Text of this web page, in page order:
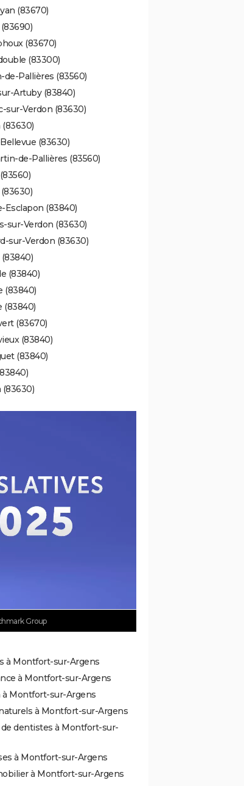
(83670)
(83670)
(83300)
de-Pallières (83560)
Artuby (83840)
sur-Verdon (83630)
(83630)
de-Pallières (83560)
Esclapon (83840)
sur-Verdon (83630)
sur-Verdon (83630)
(83840)
(83840)
(83840)
(83670)
(83840)
(83840)
Group
à Montfort-sur-Argens
à Montfort-sur-Argens
à Montfort-sur-Argens
à Montfort-sur-Argens
dentistes à Montfort-sur-
à Montfort-sur-Argens
à Montfort-sur-Argens